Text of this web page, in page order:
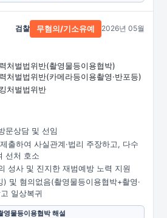
처벌법위반(촬영물등이용협박)
처벌법위반(카메라등이용촬영·반포등)
처벌법위반
검찰 무혐의/기소유예 2026년 05월
문상담 및 선임
출하여 사실관계·법리 주장하고, 다수
선처 호소
성사 및 진지한 재범예방 노력 지원
) 및 혐의없음(촬영물등이용협박+촬영·
일상복귀
영물등이용협박 해설